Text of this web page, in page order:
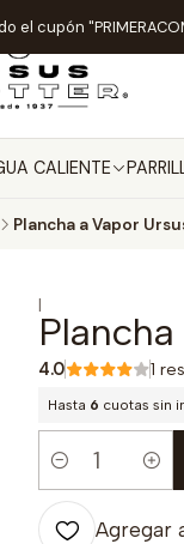
CALIENTE
cupón
Plancha a Vapor
|
4.0 1
Hasta 6 cuotas sin
Cantidad
Agregar